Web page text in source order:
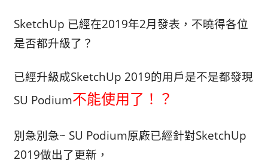
SketchUp 已經在2019年2月發表，不曉得各位
是否都升級了？
已經升級成SketchUp 2019的用戶是不是都發現
SU Podium不能使用了！？
別急別急~ SU Podium原廠已經針對SketchUp
2019做出了更新，